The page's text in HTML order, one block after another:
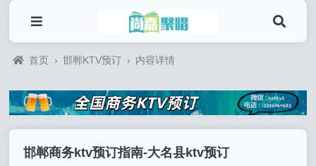
首页 › 邯郸KTV预订 › 内容详情
邯郸商务ktv预订指南-大名县ktv预订